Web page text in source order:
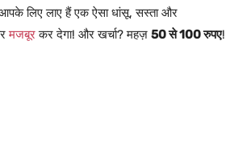
लिए लाए हैं एक ऐसा धांसू, सस्ता और
मजबूरकर देगा! और खर्चा? महज़ 50 से 100 रुपए!